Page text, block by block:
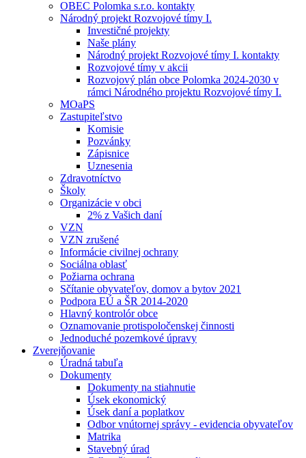
OBEC Polomka s.r.o. kontakty
Národný projekt Rozvojové tímy I.
Investičné projekty
Naše plány
Národný projekt Rozvojové tímy I. kontakty
Rozvojové tímy v akcii
Rozvojový plán obce Polomka 2024-2030 v
rámci Národného projektu Rozvojové tímy I.
MOaPS
Zastupiteľstvo
Komisie
Pozvánky
Zápisnice
Uznesenia
Zdravotníctvo
Školy
Organizácie v obci
2% z Vašich daní
VZN
VZN zrušené
Informácie civilnej ochrany
Sociálna oblasť
Požiarna ochrana
Sčítanie obyvateľov, domov a bytov 2021
Podpora EÚ a ŠR 2014-2020
Hlavný kontrolór obce
Oznamovanie protispoločenskej činnosti
Jednoduché pozemkové úpravy
Zverejňovanie
Úradná tabuľa
Dokumenty
Dokumenty na stiahnutie
Úsek ekonomický
Úsek daní a poplatkov
Odbor vnútornej správy - evidencia obyvateľov
Matrika
Stavebný úrad